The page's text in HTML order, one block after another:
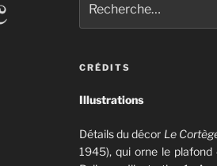
pour
:
CRÉDITS
Illustrations
Détails du décor Le
1945), qui orne le